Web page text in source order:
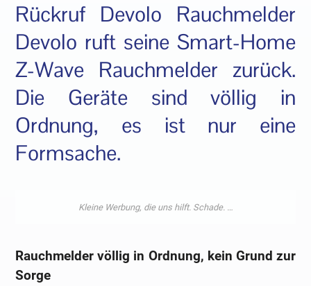
Rückruf Devolo Rauchmelder
Devolo ruft seine Smart-Home
Z-Wave Rauchmelder zurück.
Die Geräte sind völlig in
Ordnung, es ist nur eine
Formsache.
Rauchmelder völlig in Ordnung, kein Grund zur
Sorge